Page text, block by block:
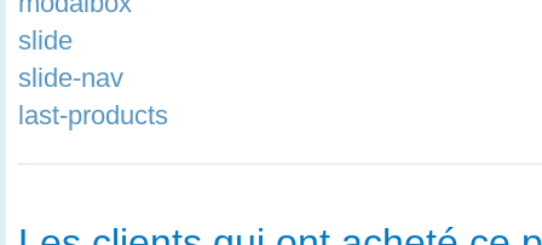
slide
slide-nav
last-products